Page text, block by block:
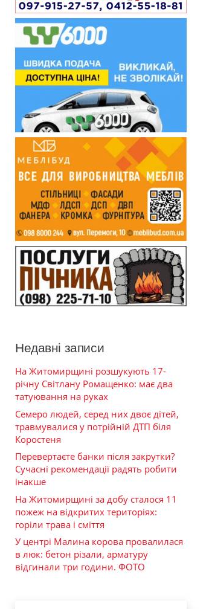
Недавні записи
На Житомирщині розшукують 17-
річну Світлану Ромащенко: має два
татуювання на руках
Семеро людей, серед них двоє дітей,
травмувалися у потрійній ДТП біля
Коростеня
Перевертаєте банки після закрутки?
Сучасні рекомендації радять робити
інакше
На Житомирщині за добу сталося 11
пожеж на відкритих територіях:
горіли трава і сміття
У центрі Малина корова провалилася
в люк: бетон різали, арматуру
відгинали три години. ФОТО